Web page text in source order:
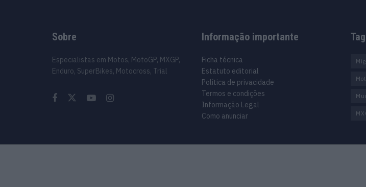
Sobre
Especialistas em Motos, MotoGP, MXGP,
Enduro, SuperBikes, Motocross, Trial
Informação importante
Ficha técnica
Estatuto editorial
Política de privacidade
Termos e condições
Informação Legal
Como anunciar